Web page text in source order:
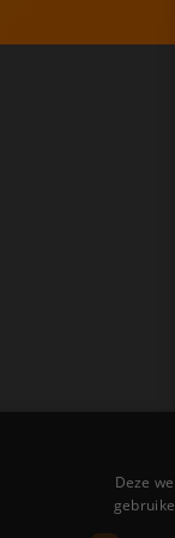
Deze